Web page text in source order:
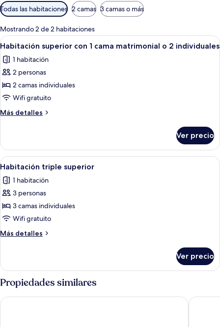
Filtros
disponibles
para
las
habitaciones
Todas las habitaciones 2 camas 3 camas o más
Mostrando 2 de 2 habitaciones
Abrir
todas
las
fotos
de
Habitación
superior
con
cama
matrimonial
o
2
individuales
Habitación de hotel con dos camas
4
Habitación superior con 1 cama matrimonial o 2 individuales
1 habitación
2 personas
2 camas individuales
Wifi gratuito
Más detalles
Más
superior
con
1
matrimonial
o
individuales
Ver precio
Abrir
todas
las
fotos
de
Habitación
triple
superior
Habitación de hotel con dos camas,
1
Habitación triple superior
1 habitación
3 personas
3 camas individuales
Wifi gratuito
Más detalles
Más
triple
superior
Ver precio
Propiedades similares
Hotel Alvorada Cabana